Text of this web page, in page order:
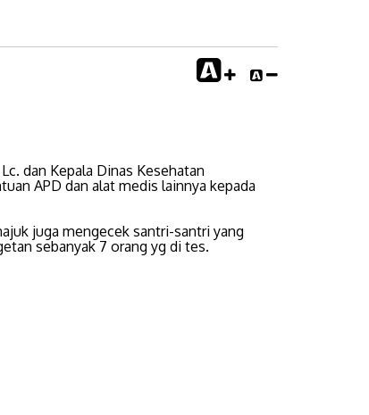
dan Kepala Dinas Kesehatan
APD dan alat medis lainnya kepada
juga mengecek santri-santri yang
sebanyak 7 orang yg di tes.